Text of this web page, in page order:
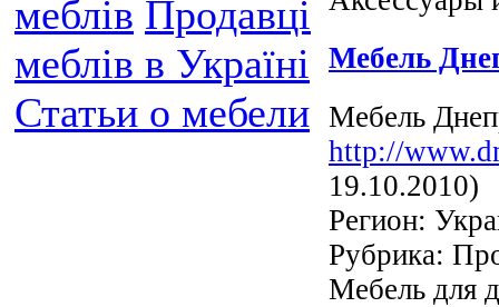
меблів Продавці
меблів в Україні
Статьи о мебели
Мебель
Мебель
http://
19.10.2010)
Регион:
Рубрика:
Мебель для